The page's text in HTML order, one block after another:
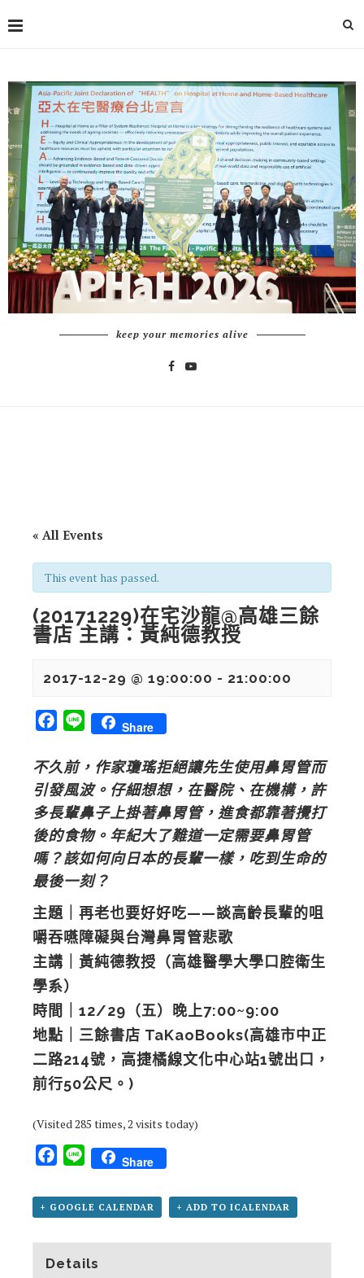
keep your memories alive
« All Events
This event has passed.
(20171229)在宅沙龍@高雄三餘
書店 主講：黃純德教授
2017-12-29 @ 19:00:00 - 21:00:00
Facebook
Line Share
不久前，作家瓊瑤拒絕讓先生使用鼻胃管而
引發風波。仔細想想，在醫院、在機構，許
多長輩鼻子上掛著鼻胃管，進食都靠著攪打
後的食物。年紀大了難道一定需要鼻胃管
嗎？該如何向日本的長輩一樣，吃到生命的
最後一刻？
主題｜再老也要好好吃——談高齡長輩的咀
嚼吞嚥障礙與台灣鼻胃管悲歌
主講｜黃純德教授（高雄醫學大學口腔衛生
學系）
時間｜12/29（五）晚上7:00~9:00
地點｜ 三餘書店 TaKaoBooks(高雄市中正
二路214號，高捷橘線文化中心站1號出口，
前行50公尺。)
(Visited 285 times, 2 visits today)
Facebook
Line Share
+ GOOGLE CALENDAR + ADD TO ICALENDAR
Details